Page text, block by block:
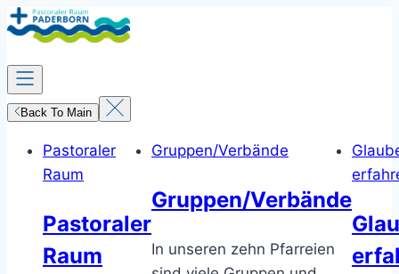
Zum
Inhalt
springen
Back To Main
Pastoraler
Raum
Pastoraler
Raum
Gruppen/Verbände
Gruppen/Verbände
In unseren zehn Pfarreien